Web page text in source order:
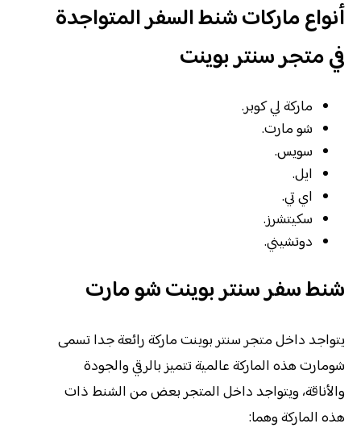
أنواع ماركات شنط السفر المتواجدة
في متجر سنتر بوينت
ماركة لي كوبر.
شو مارت.
سويس.
ايل.
اي تي.
سكيتشرز.
دوتشيني.
شنط سفر سنتر بوينت شو مارت
يتواجد داخل متجر سنتر بوينت ماركة رائعة جدا تسمى
شومارت هذه الماركة عالمية تتميز بالرقي والجودة
والأناقة، ويتواجد داخل المتجر بعض من الشنط ذات
هذه الماركة وهما: